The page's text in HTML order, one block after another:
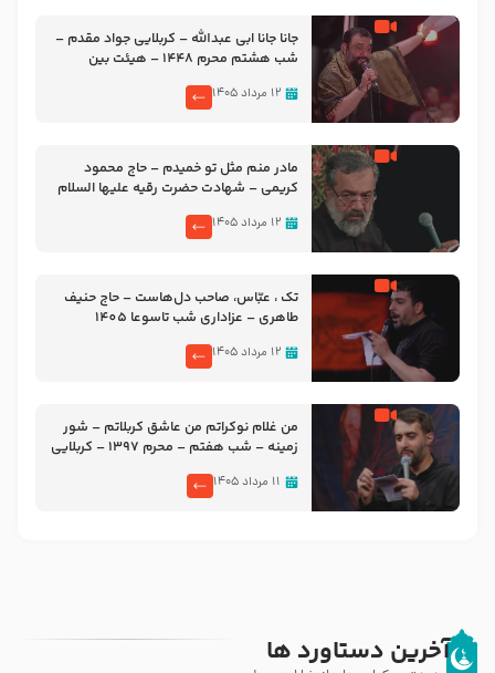
جانا جانا ابی عبدالله – کربلایی جواد مقدم –
شب هشتم محرم 1448 – هیئت بین
۱۲ مرداد ۱۴۰۵
مادر منم مثل تو خمیدم – حاج محمود
کریمی – شهادت حضرت رقیه علیها السلام
۱۲ مرداد ۱۴۰۵
تک ، عبّاس، صاحب دل‌هاست – حاج حنیف
طاهری – عزاداری شب تاسوعا 1405
۱۲ مرداد ۱۴۰۵
من غلام نوکراتم من عاشق کربلاتم – شور
زمینه – شب هفتم – محرم 1397 – کربلایی
۱۱ مرداد ۱۴۰۵
آخرین دستاورد ها